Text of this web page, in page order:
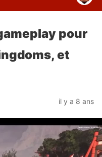
pour
et
il y a 8 ans